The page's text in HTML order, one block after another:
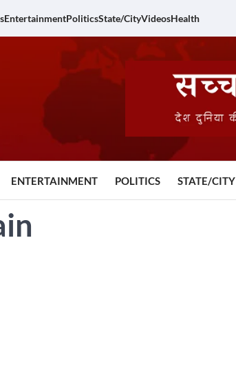
EntertainmentPoliticsState/CityVideosHealth
ENTERTAINMENT POLITICS STATE/CITY